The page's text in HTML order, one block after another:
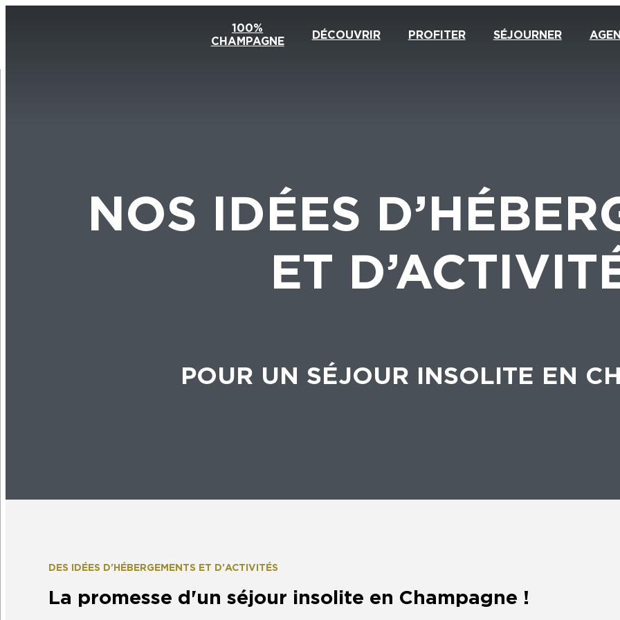
100%
CHAMPAGNE
DÉCOUVRIR PROFITER SÉJOURNER
NOS IDÉES
ET
POUR UN SÉJOUR INSOLITE EN
DES IDÉES D'HÉBERGEMENTS ET D'ACTIVITÉS
La promesse d'un séjour insolite en Champagne !